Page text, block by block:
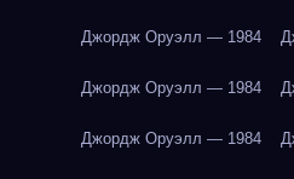
Джордж Оруэлл — 1984
Джордж Оруэлл — 1984
Джордж Оруэлл — 1984